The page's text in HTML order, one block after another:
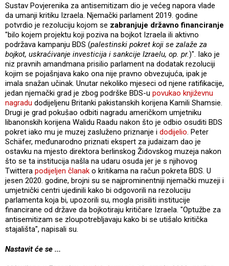
Sustav Povjerenika za antisemitizam dio je većeg napora vlade
da umanji kritiku Izraela. Njemački parlament 2019. godine
potvrdio je rezoluciju kojom se zabranjuje državno financiranje
"bilo kojem projektu koji poziva na bojkot Izraela ili aktivno
podržava kampanju BDS (palestinski pokret koji se zalaže za
bojkot, uskraćivanje investicija i sankcije Izraelu, op. pr.)". Iako je
niz pravnih amandmana prisilio parlament na dodatak rezoluciji
kojim se pojašnjava kako ona nije pravno obvezujuća, ipak je
imala snažan učinak. Unutar nekoliko mjeseci od njene ratifikacije,
jedan njemački grad je zbog podrške BDS-u povukao književnu
nagradu dodijeljenu Britanki pakistanskih korijena Kamili Shamsie.
Drugi je grad pokušao odbiti nagradu američkom umjetniku
libanonskih korijena Walidu Raadu nakon što je odbio osuditi BDS
pokret iako mu je muzej zasluženo priznanje i dodijelio. Peter
Schäfer, međunarodno priznati ekspert za judaizam dao je
ostavku na mjesto direktora berlinskog Židovskog muzeja nakon
što se ta institucija našla na udaru osuda jer je s njihovog
Twittera podijeljen članak o kritikama na račun pokreta BDS. U
jesen 2020. godine, brojni su se najprominentniji njemački muzeji i
umjetnički centri ujedinili kako bi odgovorili na rezoluciju
parlamenta koja bi, upozorili su, mogla prisiliti institucije
financirane od države da bojkotiraju kritičare Izraela. "Optužbe za
antisemitizam se zloupotrebljavaju kako bi se utišalo kritička
stajališta", napisali su.
Nastavit će se ...